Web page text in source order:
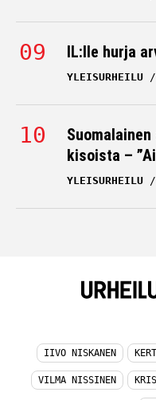
IL:lle hurja
YLEISURHEILU
kisoista –
YLEISURHEILU
IIVO NISKANEN
VILMA NISSINEN